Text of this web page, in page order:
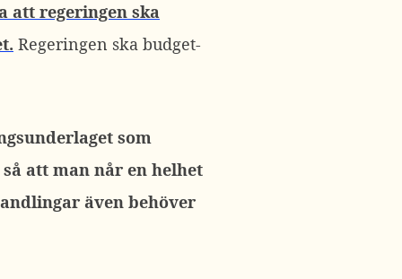
att regeringen ska
Regeringen ska budget-
som
att man når en helhet
även behöver